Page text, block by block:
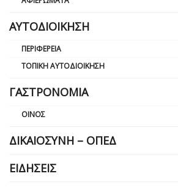
ΑΥΤΟΔΙΟΊΚΗΣΗ
ΠΕΡΙΦΈΡΕΙΑ
ΤΟΠΙΚΉ ΑΥΤΟΔΙΟΊΚΗΣΗ
ΓΑΣΤΡΟΝΟΜΊΑ
ΟΊΝΟΣ
ΔΙΚΑΙΟΣΎΝΗ – ΟΠΕΔ
ΕΙΔΉΣΕΙΣ